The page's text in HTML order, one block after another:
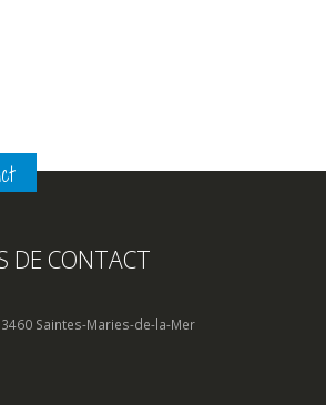
DE CONTACT
Saintes-Maries-de-la-Mer